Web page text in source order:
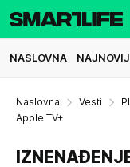
NASLOVNA
Naslovna Vesti
Apple TV+